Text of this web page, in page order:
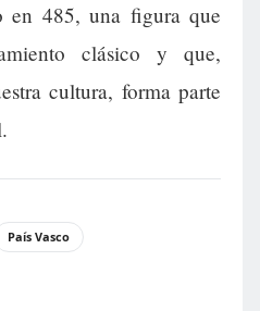
en 485, una figura que
clásico y que,
cultura, forma parte
País Vasco